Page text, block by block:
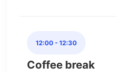
12:00 - 12:30
Coffee break